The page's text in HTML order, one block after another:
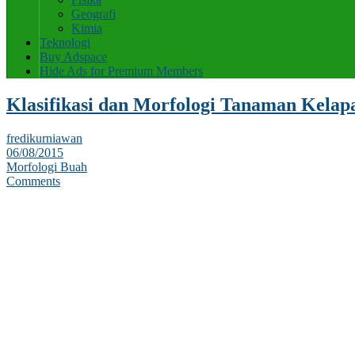
Geografi
Kimia
Teknologi
Buy Adspace
Hide Ads for Premium Members
Klasifikasi dan Morfologi Tanaman
fredikurniawan
06/08/2015
Morfologi Buah
Comments